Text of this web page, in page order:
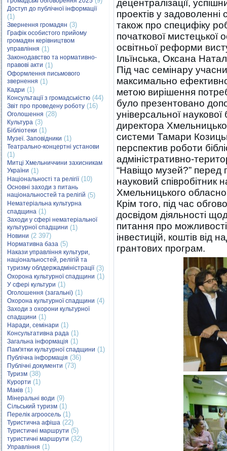
Доступ до публічної інформації
(1)
Звернення громадян (3)
Графік особистого прийому
громадян керівництвом
управління (1)
Законодавство та нормативно-
правові акти (1)
Оформлення письмового
звернення (1)
Кадри (1)
Консультації з громадськістю (44)
Звіт про проведену роботу (16)
Оголошення (28)
Культура (3)
Бібліотеки (1)
Музеї. Заповідники (1)
Театрально-концертні установи
(1)
Митці Хмельниччини захисникам
України (1)
Національності та релігії(10)
Основні заходи з питань
національностей та релігій (5)
Нематеріальна культурна
спадщина (1)
Заходи у сфері нематеріальної
культурної спадщини (1)
Новини (2 397)
Нормативна база (5)
Накази управління культури,
національностей, релігій та
туризму облдержадміністрації(3)
Охорона культурної спадщини (1)
У сфері культури (1)
Оголошення (загальні) (1)
Охорона культурної спадщини (4)
Заходи з охорони культурної
спадщини (1)
Наради, семінари (1)
Консультативна рада (1)
Загальна інформація (1)
Пам'ятки культурної спадщини (1)
Публічна інформація (36)
Публічні документи (73)
Туризм (38)
Курорти (1)
Маків (1)
Мінеральні води (9)
Сільський туризм (1)
Перелік агроосель (1)
Туристична афіша (22)
Туристичні маршрути (5)
туристичні маршрути (32)
Управління (1)
децентралізації,
проектів у
також про специфіку
початкової мистецької
освітньої реформи
Ільїнська, Оксана
Під час семінару
максимально
метою вирішення
було презентовано
універсальної
директора Хмельницької
системи Тамари
перспектив роботи
адміністративно-
“Навіщо музей?” перед
науковий співробітник
Хмельницького
Крім того, під час
досвідом діяльності
питання про
інвестицій, коштів від
грантових програм.